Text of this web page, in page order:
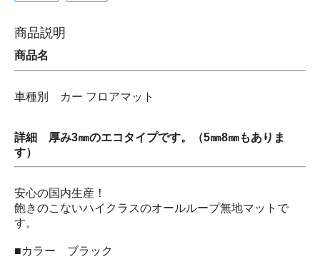
商品説明
商品名
車種別 カー フロアマット
詳細 厚み3㎜のエコタイプです。（5㎜8㎜もありま
す）
安心の国内生産！
飽きのこないハイクラスのオールループ無地マットで
す。
■カラー ブラック